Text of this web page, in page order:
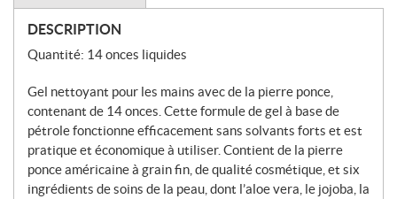
la
pierre
CASEIH
(MC28014)
DESCRIPTION
Quantité: 14 onces liquides
Gel nettoyant pour les mains avec de la pierre ponce,
contenant de 14 onces. Cette formule de gel à base de
pétrole fonctionne efficacement sans solvants forts et est
pratique et économique à utiliser. Contient de la pierre
ponce américaine à grain fin, de qualité cosmétique, et six
ingrédients de soins de la peau, dont l’aloe vera, le jojoba, la